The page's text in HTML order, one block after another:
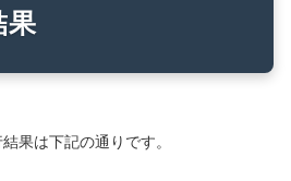
果
果は下記の通りです。